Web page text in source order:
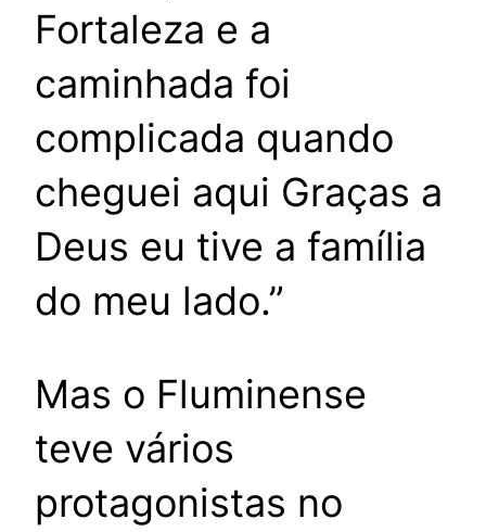
Fortaleza e a
caminhada foi
complicada quando
cheguei aqui Graças a
Deus eu tive a família
do meu lado.”
Mas o Fluminense
teve vários
protagonistas no